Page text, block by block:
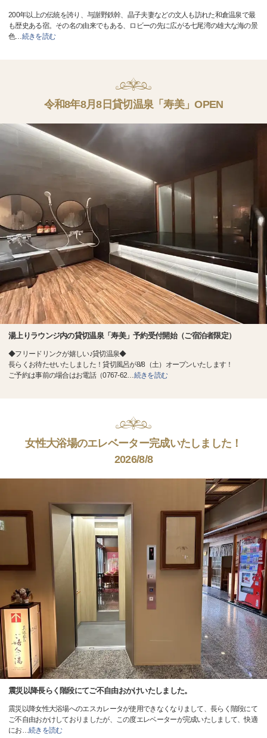
200年以上の伝統を誇り、与謝野鉄幹、晶子夫妻などの文人も訪れた和倉温泉で最
も歴史ある宿。その名の由来でもある、ロビーの先に広がる七尾湾の雄大な海の景
色…続きを読む
令和8年8月8日貸切温泉「寿美」OPEN
湯上りラウンジ内の貸切温泉「寿美」予約受付開始（ご宿泊者限定）
◆フリードリンクが嬉しい♪貸切温泉◆
長らくお待たせいたしました！貸切風呂が8/8（土）オープンいたします！
ご予約は事前の場合はお電話（0767-62…続きを読む
女性大浴場のエレベーター完成いたしました！
2026/8/8
震災以降長らく階段にてご不自由おかけいたしました。
震災以降女性大浴場へのエスカレータが使用できなくなりまして、長らく階段にて
ご不自由おかけしておりましたが、この度エレベーターが完成いたしまして、快適
にお…続きを読む